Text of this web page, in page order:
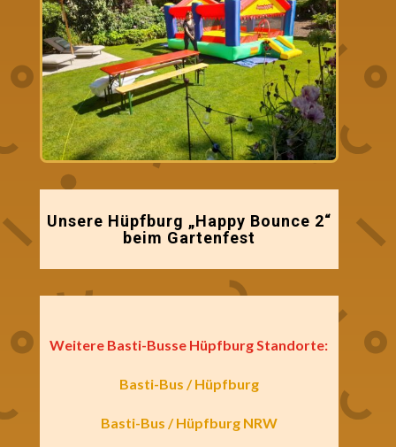
Unsere Hüpfburg „Happy Bounce 2“
beim Gartenfest
Weitere Basti-Busse Hüpfburg Standorte:
Basti-Bus / Hüpfburg
Basti-Bus / Hüpfburg NRW